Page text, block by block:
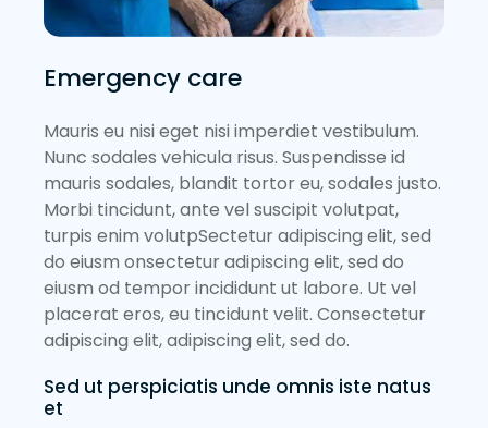
Emergency care
Mauris eu nisi eget nisi imperdiet vestibulum.
Nunc sodales vehicula risus. Suspendisse id
mauris sodales, blandit tortor eu, sodales justo.
Morbi tincidunt, ante vel suscipit volutpat,
turpis enim volutpSectetur adipiscing elit, sed
do eiusm onsectetur adipiscing elit, sed do
eiusm od tempor incididunt ut labore. Ut vel
placerat eros, eu tincidunt velit. Consectetur
adipiscing elit, adipiscing elit, sed do.
Sed ut perspiciatis unde omnis iste natus
et